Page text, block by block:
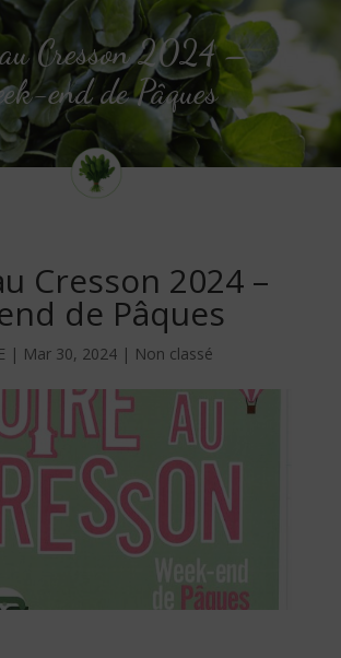
Cresson 2024 –
end de Pâques
Cresson 2024 –
de Pâques
| Mar 30, 2024| Non classé